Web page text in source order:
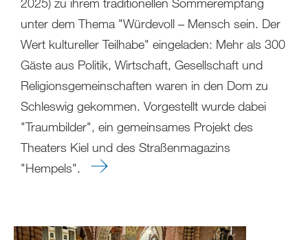
unter dem Thema "Würdevoll – Mensch sein. Der
Wert kultureller Teilhabe" eingeladen: Mehr als 300
Gäste aus Politik, Wirtschaft, Gesellschaft und
Religionsgemeinschaften waren in den Dom zu
Schleswig gekommen. Vorgestellt wurde dabei
"Traumbilder", ein gemeinsames Projekt des
Theaters Kiel und des Straßenmagazins
"Hempels".